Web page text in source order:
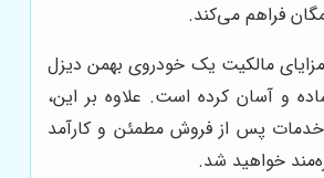
فراهم می‌کند.
مزایای مالکیت یک خودروی بهمن دیزل
و آسان کرده است. علاوه بر این،
خدمات پس از فروش مطمئن و کارآمد
خواهید شد.